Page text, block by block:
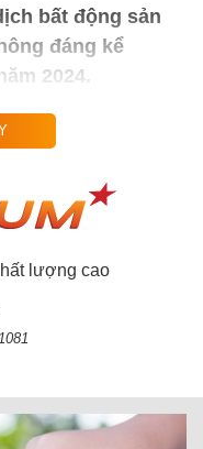
bất động sản
đáng kể
2024.
lượng cao